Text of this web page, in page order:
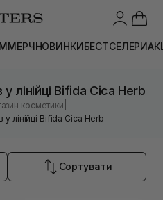
МЕРЧНОВИНКИБЕСТСЕЛЕРИ
у лінійці Bifida Cica Herb
косметики
у лінійці Bifida Cica Herb
Сортувати